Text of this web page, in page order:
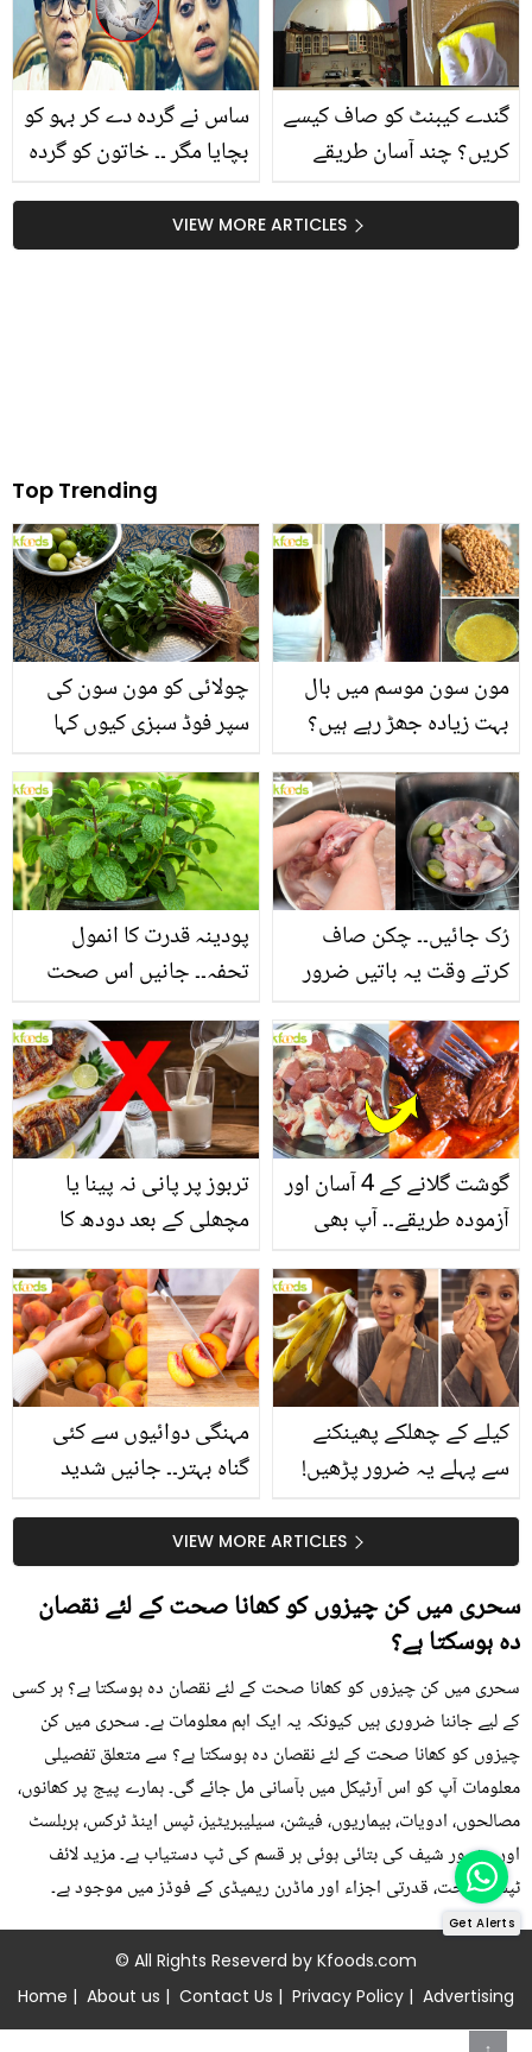
آئی؟ اتنے سالوں سے مداح
بھی نہیں جانتے تھے
ساس نے گردہ دے کر بہو کو
بچایا مگر ۔۔ خاتون کو گردہ
ایسا کیا ہوا کہ یہ دوبارہ
موت کے منہ میں جا
گندے کیبنٹ کو صاف کیسے
کریں؟ چند آسان طریقے
ہوجائے گا اور لال بیگ بھی
نہیں آئیں گے
VIEW MORE ARTICLES
Top Trending
چولائی کو مون سون کی
سپر فوڈ سبزی کیوں کہا
منرلز اور اینٹی آکسیڈنٹس
سے بھرپور اس سبزی کے
فائدے
مون سون موسم میں بال
بہت زیادہ جھڑ رہے ہیں؟
بنانے کے چند قدرتی طریقے
پودینہ قدرت کا انمول
تحفہ۔۔ جانیں اس صحت
انگیز طبی فوائد
رُک جائیں۔۔ چکن صاف
کرتے وقت یہ باتیں ضرور
تربوز پر پانی نہ پینا یا
مچھلی کے بعد دودھ کا
سے متعلق غلط فہمیوں کی
حقیقت کیا ہے اور افواہ
کیا؟
گوشت گلانے کے 4 آسان اور
آزمودہ طریقے۔۔ آپ بھی
بتائے راز
مہنگی دوائیوں سے کئی
گناہ بہتر۔۔ جانیں شدید
کیوں کھانا چاہیے؟
کیلے کے چھلکے پھینکنے
سے پہلے یہ ضرور پڑھیں!
سستا اور قدرتی حلVIEW MORE ARTICLES
سحری میں کن چیزوں کو کھانا صحت کے لئے نقصان
دہ ہوسکتا ہے؟
سحری میں کن چیزوں کو کھانا صحت کے لئے نقصان دہ ہوسکتا ہے؟ ہر کسی
کے لیے جاننا ضروری ہیں کیونکہ یہ ایک اہم معلومات ہے۔ سحری میں کن
چیزوں کو کھانا صحت کے لئے نقصان دہ ہوسکتا ہے؟ سے متعلق تفصیلی
معلومات آپ کو اس آرٹیکل میں بآسانی مل جائے گی۔ ہمارے پیج پر کھانوں،
مصالحوں، ادویات، بیماریوں، فیشن، سیلیبریٹیز، ٹپس اینڈ ٹرکس، ہربلسٹ
اور مشہور شیف کی بتائی ہوئی ہر قسم کی ٹپ دستیاب ہے۔ مزید لائف
ٹپس، صحت، قدرتی اجزاء اور ماڈرن ریمیڈی کے فوڈز میں موجود ہے۔
© All Rights Reseverd by Kfoods.com
Home | About us | Contact Us | Privacy Policy | Advertising
Get Alerts